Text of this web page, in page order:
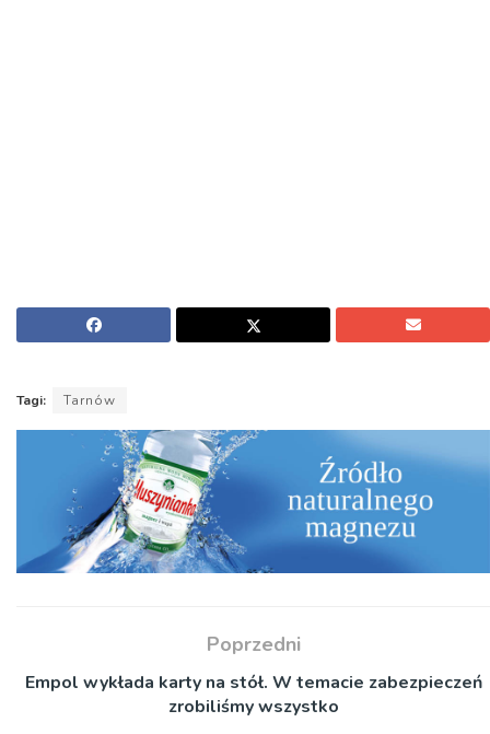
Tagi: Tarnów
Poprzedni
Empol wykłada karty na stół. W temacie zabezpieczeń
zrobiliśmy wszystko